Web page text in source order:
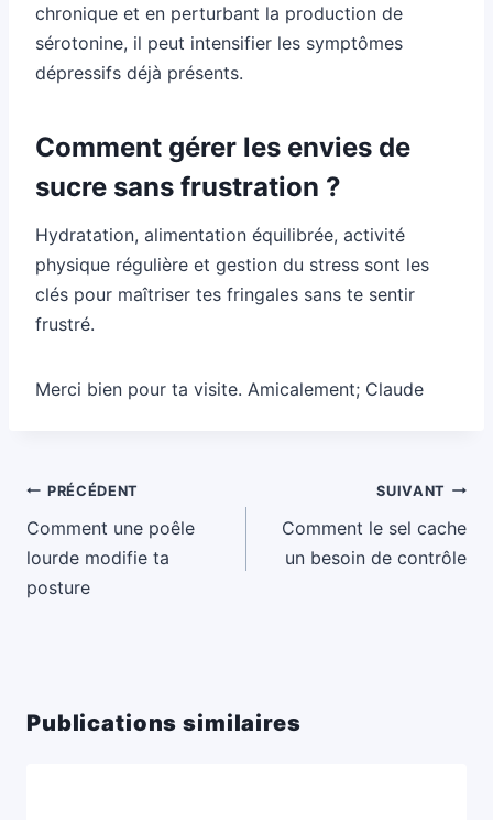
chronique et en perturbant la production de
sérotonine, il peut intensifier les symptômes
dépressifs déjà présents.
Comment gérer les envies de
sucre sans frustration ?
Hydratation, alimentation équilibrée, activité
physique régulière et gestion du stress sont les
clés pour maîtriser tes fringales sans te sentir
frustré.
Merci bien pour ta visite. Amicalement; Claude
Navigation
de
l’article
PRÉCÉDENT
Comment une poêle
lourde modifie ta
posture
SUIVANT
Comment le sel cache
un besoin de contrôle
Publications similaires